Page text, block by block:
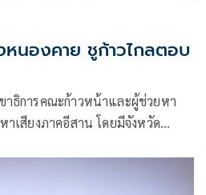
นองคาย ชูก้าวไกลตอบ
ธิการคณะก้าวหน้าและผู้ช่วยหา
าเสียงภาคอีสาน โดยมีจังหวัด